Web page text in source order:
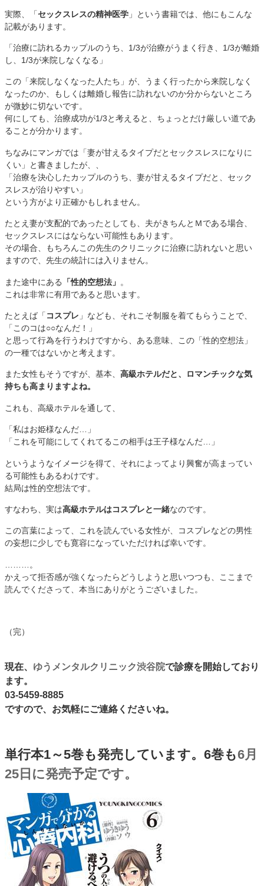
実際、「セックスレスの精神医学 」という書籍では、他にもこんな
記載があります。
「治療に訪れるカップルのうち、1/3が治療がうまく行き、1/3が離婚
し、1/3が来院しなくなる」
この「来院しなくなった人たち」が、うまく行ったから来院しなく
なったのか、もしくは離婚し報告に訪れないのか分からないところ
が微妙に切ないです。
何にしても、治療成功が1/3と考えると、ちょっとだけ厳しい道であ
ることが分かります。
ちなみにマンガでは「妻が甘えるタイプだとセックスレスになりに
くい」と書きましたが、、
「治療を決心したカップルのうち、妻が甘えるタイプだと、セック
スレスが治りやすい」
という方がより正確かもしれません。
たとえ妻が支配的であったとしても、夫がきちんとＭである場合、
セックスレスにはならない可能性もあります。
その場合、もちろんこの先生のクリニックに治療に訪れないと思い
ますので、先生の統計には入りません。
また途中にある 「性的空想法」 。
これは非常に有用であると思います。
たとえば「 コスプレ 」なども、それこそ制服を着てもらうことで、
「このコは○○なんだ！」
と思って行為を行うわけですから、ある意味、この「性的空想法」
の一種ではないかと考えます。
また女性もそうですが、基本、 高級ホテルだと、ロマンチックな気
持ちも高まりますよね。
これも、高級ホテルを通して、
「私はお姫様なんだ…」
「これを可能にしてくれてるこの相手は王子様なんだ…」
というようなイメージを得て、それによってより興奮が高まってい
る可能性もあるわけです。
結局は性的空想法です。
すなわち、実は高級ホテルはコスプレと一緒なのです。
この言葉によって、これを読んでいる女性が、コスプレなどの男性
の妄想に少しでも寛容になっていただければ幸いです。
………。
かえって拒否感が強くなったらどうしようと思いつつも、ここまで
読んでくださって、本当にありがとうございました。
（完）
現在、 ゆうメンタルクリニック渋谷院で診療を開始しており
ます。
03-5459-8885
ですので、お気軽にご連絡くださいね。
単行本1～5巻も発売しています。6巻も6月
25日に発売予定です。